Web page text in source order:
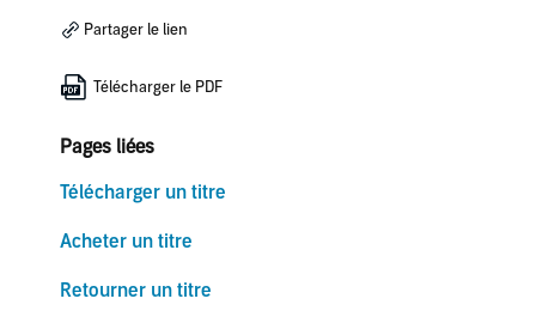
Partager le lien
Télécharger le PDF
Pages liées
Télécharger un titre
Acheter un titre
Retourner un titre